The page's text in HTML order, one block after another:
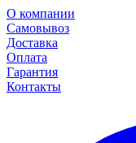
О компании
Самовывоз
Доставка
Оплата
Гарантия
Контакты